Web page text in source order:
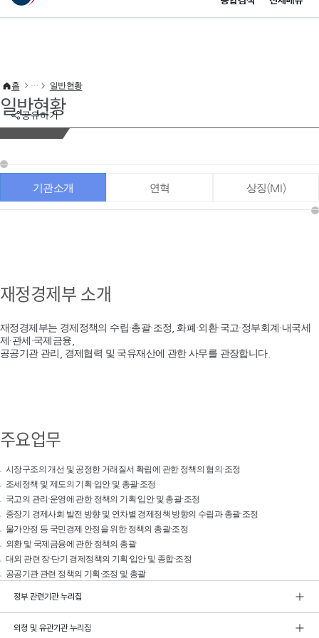
이 누리집은 대한민국 공식 전자정부 누리집입니다.
공유하기
홈 일반현황
일반현황
기관소개 연혁 상징(MI)
재정경제부 소개
재정경제부는 경제정책의 수립·총괄·조정, 화폐·외환·국고·정부회계·내국세
제·관세·국제금융,
공공기관 관리, 경제협력 및 국유재산에 관한 사무를 관장합니다.
주요업무
시장구조의 개선 및 공정한 거래질서 확립에 관한 정책의 협의·조정
조세정책 및 제도의 기획·입안 및 총괄·조정
국고의 관리·운영에 관한 정책의 기획·입안 및 총괄·조정
중장기 경제사회 발전 방향 및 연차별 경제정책 방향의 수립과 총괄·조정
물가안정 등 국민경제 안정을 위한 정책의 총괄·조정
외환 및 국제금융에 관한 정책의 총괄
대외 관련 장·단기 경제정책의 기획·입안 및 종합·조정
공공기관 관련 정책의 기획·조정 및 총괄
정부 관련기관 누리집
외청 및 유관기관 누리집